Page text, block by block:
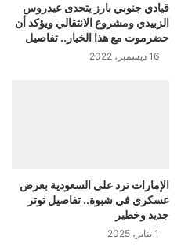
قيادي جنوبي بارز يتحدى عيدروس
الزبيدي ومشروع الانتقالي ويؤكد أن
حضرموت مع هذا الخيار.. تفاصيل
16 ديسمبر، 2022
الإمارات ترد على السعودية بعرض
عسكري في شبوة.. تفاصيل توتر
جديد وخطير
1 يناير، 2025